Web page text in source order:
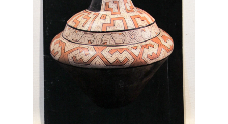
Fantasy / Sciencefiction
Filosofi